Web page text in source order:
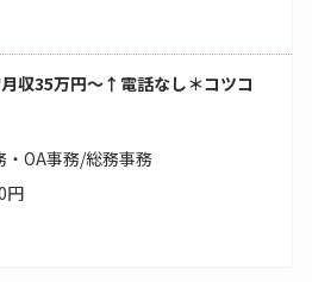
収35万円～↑電話なし＊コツコ
OA事務/総務事務
円